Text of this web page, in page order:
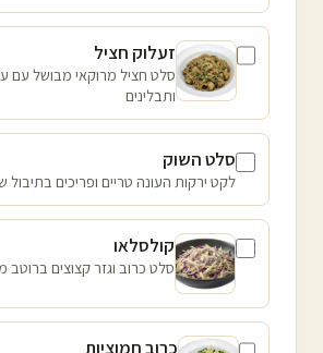
זעלוק חציל
סלט חציל מרוקאי מבושל עם
ותבלינים
סלט השוק
לקט ירקות העונה טריים ופריכים בתיבול
קולסלאו
סלט כרוב וגזר קצוצים ברוטב
כרוב חמוציות